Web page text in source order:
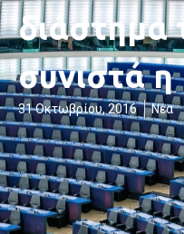
διάστημα
συνιστά η
31 Οκτωβρίου, 2016 Νέα